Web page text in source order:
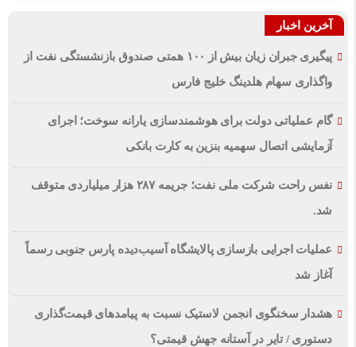
آخرین اخبار
پیگیری جبران زیان بیش از ۱۰۰ همتی صندوق بازنشستگی نفت از
واگذاری سهام هلدینگ خلیج فارس
گام عملیاتی دولت برای هوشمندسازی یارانه سوخت؛ اجرای
آزمایشی اتصال سهمیه بنزین به کارت بانکی
نفس راحت شرکت ملی نفت؛ جریمه ۲۸۷ هزار میلیاردی متوقف
شد.
عملیات اجرایی بازسازی پالایشگاه آسیب‌دیده پارس جنوبی رسماً
آغاز شد
هشدار سخنگوی انجمن لاستیک نسبت به پیامدهای قیمت‌گذاری
دستوری / تایر در آستانه جهش قیمتی؟